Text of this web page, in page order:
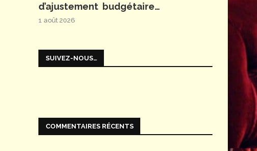
d’ajustement budgétaire…
1 août 2026
SUIVEZ-NOUS…
COMMENTAIRES RÉCENTS